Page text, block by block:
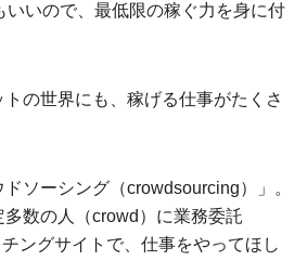
いいので、最低限の稼ぐ力を身に付
の世界にも、稼げる仕事がたくさ
ソーシング（crowdsourcing）」。
数の人（crowd）に業務委託
ングサイトで、仕事をやってほし